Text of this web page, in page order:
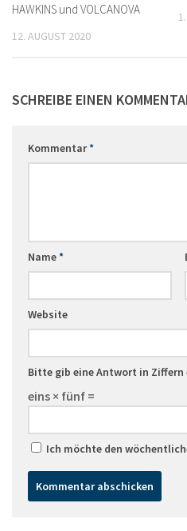
HAWKINS und VOLCANOVA
12. AUGUST 2020
SCHREIBE EINEN
Kommentar*
Name*
Website
Bitte gib eine Antwort in Ziffern
eins × fünf =
Ich möchte den